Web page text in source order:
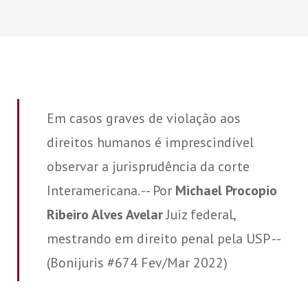
Em casos graves de violação aos
direitos humanos é imprescindível
observar a jurisprudência da corte
Interamericana. -- Por Michael Procopio
Ribeiro Alves AvelarJuiz federal,
mestrando em direito penal pela USP --
(Bonijuris #674 Fev/Mar 2022)